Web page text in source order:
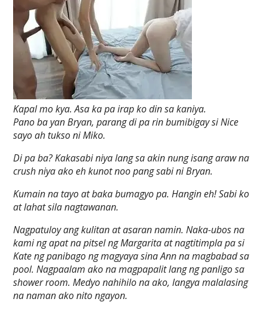
Kapal mo kya. Asa ka pa irap ko din sa kaniya.
Pano ba yan Bryan, parang di pa rin bumibigay si Nice
sayo ah tukso ni Miko.
Di pa ba? Kakasabi niya lang sa akin nung isang araw na
crush niya ako eh kunot noo pang sabi ni Bryan.
Kumain na tayo at baka bumagyo pa. Hangin eh! Sabi ko
at lahat sila nagtawanan.
Nagpatuloy ang kulitan at asaran namin. Naka-ubos na
kami ng apat na pitsel ng Margarita at nagtitimpla pa si
Kate ng panibago ng magyaya sina Ann na magbabad sa
pool. Nagpaalam ako na magpapalit lang ng panligo sa
shower room. Medyo nahihilo na ako, langya malalasing
na naman ako nito ngayon.